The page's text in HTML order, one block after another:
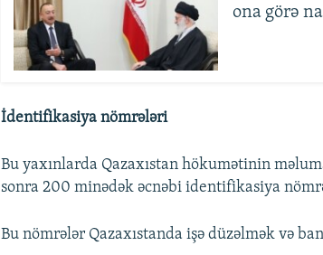
ona görə
İdentifikasiya nömrələri
Bu yaxınlarda Qazaxıstan hökumətinin
sonra 200 minədək əcnəbi identifikasiya
Bu nömrələr Qazaxıstanda işə düzəlmək və